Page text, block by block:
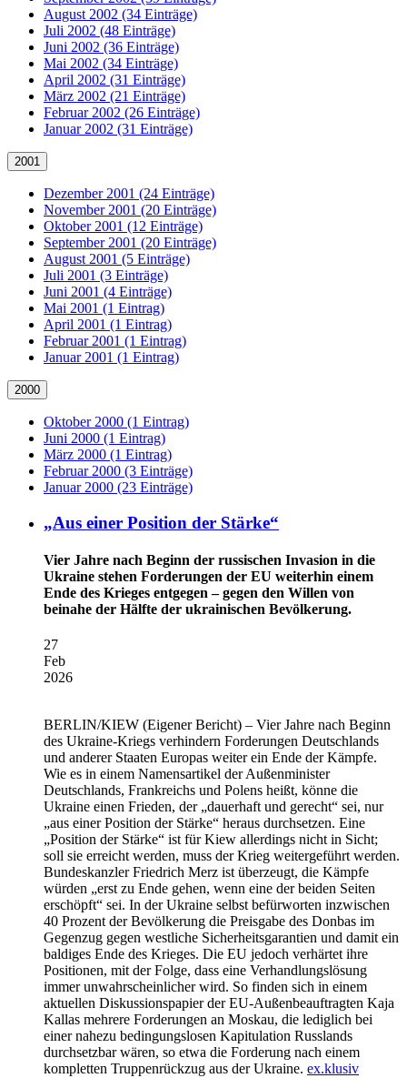
August 2002 (34 Einträge)
Juli 2002 (48 Einträge)
Juni 2002 (36 Einträge)
Mai 2002 (34 Einträge)
April 2002 (31 Einträge)
März 2002 (21 Einträge)
Februar 2002 (26 Einträge)
Januar 2002 (31 Einträge)
2001
Dezember 2001 (24 Einträge)
November 2001 (20 Einträge)
Oktober 2001 (12 Einträge)
September 2001 (20 Einträge)
August 2001 (5 Einträge)
Juli 2001 (3 Einträge)
Juni 2001 (4 Einträge)
Mai 2001 (1 Eintrag)
April 2001 (1 Eintrag)
Februar 2001 (1 Eintrag)
Januar 2001 (1 Eintrag)
2000
Oktober 2000 (1 Eintrag)
Juni 2000 (1 Eintrag)
März 2000 (1 Eintrag)
Februar 2000 (3 Einträge)
Januar 2000 (23 Einträge)
„Aus einer Position der Stärke“
Vier Jahre nach Beginn der russischen Invasion in die
Ukraine stehen Forderungen der EU weiterhin einem
Ende des Krieges entgegen – gegen den Willen von
beinahe der Hälfte der ukrainischen Bevölkerung.
27
Feb
2026
BERLIN/KIEW (Eigener Bericht) – Vier Jahre nach Beginn
des Ukraine-Kriegs verhindern Forderungen Deutschlands
und anderer Staaten Europas weiter ein Ende der Kämpfe.
Wie es in einem Namensartikel der Außenminister
Deutschlands, Frankreichs und Polens heißt, könne die
Ukraine einen Frieden, der „dauerhaft und gerecht“ sei, nur
„aus einer Position der Stärke“ heraus durchsetzen. Eine
„Position der Stärke“ ist für Kiew allerdings nicht in Sicht;
soll sie erreicht werden, muss der Krieg weitergeführt werden.
Bundeskanzler Friedrich Merz ist überzeugt, die Kämpfe
würden „erst zu Ende gehen, wenn eine der beiden Seiten
erschöpft“ sei. In der Ukraine selbst befürworten inzwischen
40 Prozent der Bevölkerung die Preisgabe des Donbas im
Gegenzug gegen westliche Sicherheitsgarantien und damit ein
baldiges Ende des Krieges. Die EU jedoch verhärtet ihre
Positionen, mit der Folge, dass eine Verhandlungslösung
immer unwahrscheinlicher wird. So finden sich in einem
aktuellen Diskussionspapier der EU-Außenbeauftragten Kaja
Kallas mehrere Forderungen an Moskau, die lediglich bei
einer nahezu bedingungslosen Kapitulation Russlands
durchsetzbar wären, so etwa die Forderung nach einem
kompletten Truppenrückzug aus der Ukraine. ex.klusiv